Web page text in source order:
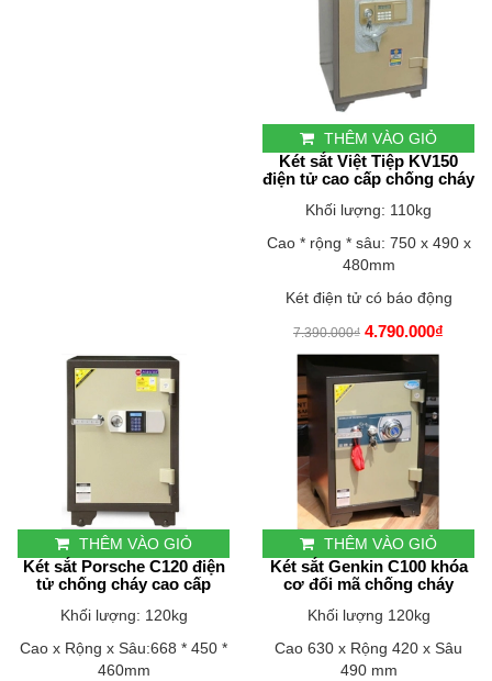
THÊM VÀO GIỎ
Két sắt Việt Tiệp KV150
điện tử cao cấp chống cháy
Khối lượng: 110kg
Cao * rộng * sâu: 750 x 490 x
480mm
Két điện tử có báo động
7.390.000₫ 4.790.000₫
THÊM VÀO GIỎ
Két sắt Porsche C120 điện
tử chống cháy cao cấp
Khối lượng: 120kg
Cao x Rộng x Sâu:668 * 450 *
460mm
THÊM VÀO GIỎ
Két sắt Genkin C100 khóa
cơ đổi mã chống cháy
Khối lượng 120kg
Cao 630 x Rộng 420 x Sâu
490 mm